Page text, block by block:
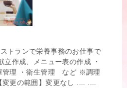
トランで栄養事務のお仕事で
立作成、メニュー表の作成 ・
管理 ・衛生管理 など ※調理
更の範囲】変更なし .... ....